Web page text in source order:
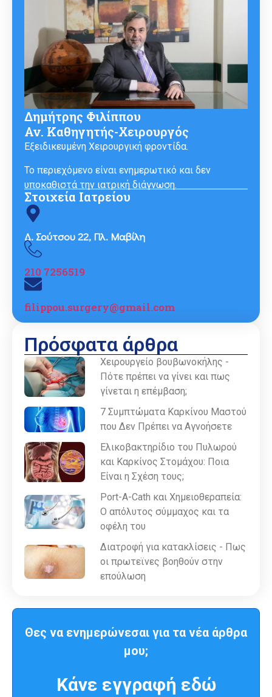
Δημήτρης Φιλίππου
Αν. Καθηγητής-Χειρουργός
Εξειδικευμένη Χειρουργική φροντίδα.
Το περιεχόμενο είναι ενημερωτικό και δεν
υποκαθιστά την ιατρική διάγνωση.
Στοιχεία Ιατρείου
Δ. Σούτσου 22, Πλ. Μαβίλη
210 7256519
filippou.surgery@gmail.com
Πρόσφατα άρθρα
Χειρουργείο βουβωνοκήλης -
Πότε πρέπει να γίνει και πως
γίνεται η επέμβαση;
7 Συμπτώματα Καρκίνου Μαστού
που Δεν Πρέπει να Αγνοήσετε
Ελικοβακτηρίδιο του Πυλωρού
και Καρκίνος Στομάχου: Ποια
Είναι η Σχέση τους;
Port-A-Cath και Χημειοθεραπεία:
Ο απόλυτος σύμμαχος και τα
οφέλη του
Διατροφή για κατακλίσεις - Πως
οι πρωτεϊνες βοηθούν στην
επούλωση
Θες να ενημερώνεσαι για τα νέα άρθρα
μου;
Κάνε εγγραφή εδώ